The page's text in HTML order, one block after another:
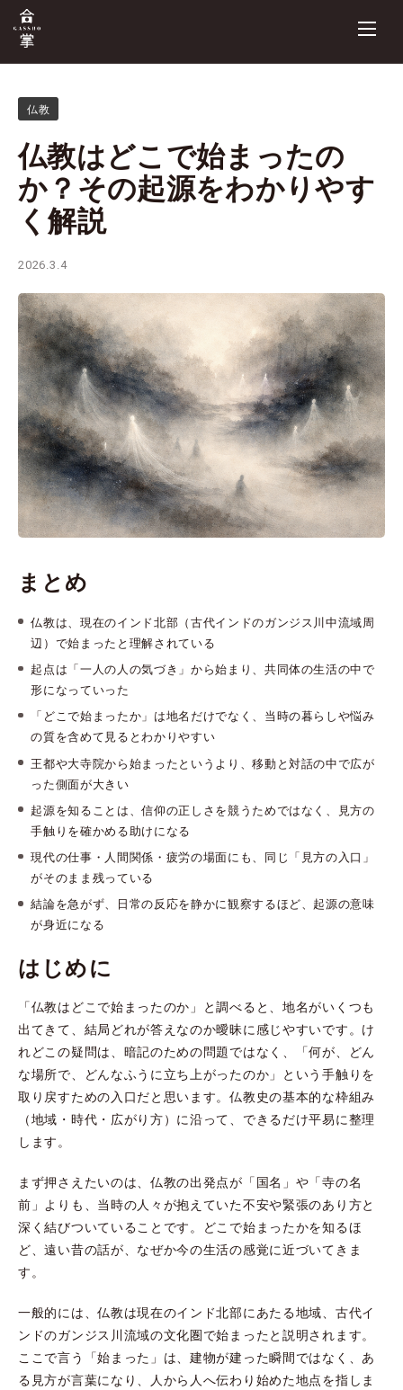
仏教
仏教はどこで始まったの
か？その起源をわかりやす
く解説
2026.3.4
まとめ
仏教は、現在のインド北部（古代インドのガンジス川中流域周
辺）で始まったと理解されている
起点は「一人の人の気づき」から始まり、共同体の生活の中で
形になっていった
「どこで始まったか」は地名だけでなく、当時の暮らしや悩み
の質を含めて見るとわかりやすい
王都や大寺院から始まったというより、移動と対話の中で広が
った側面が大きい
起源を知ることは、信仰の正しさを競うためではなく、見方の
手触りを確かめる助けになる
現代の仕事・人間関係・疲労の場面にも、同じ「見方の入口」
がそのまま残っている
結論を急がず、日常の反応を静かに観察するほど、起源の意味
が身近になる
はじめに
「仏教はどこで始まったのか」と調べると、地名がいくつも
出てきて、結局どれが答えなのか曖昧に感じやすいです。け
れどこの疑問は、暗記のための問題ではなく、「何が、どん
な場所で、どんなふうに立ち上がったのか」という手触りを
取り戻すための入口だと思います。仏教史の基本的な枠組み
（地域・時代・広がり方）に沿って、できるだけ平易に整理
します。
まず押さえたいのは、仏教の出発点が「国名」や「寺の名
前」よりも、当時の人々が抱えていた不安や緊張のあり方と
深く結びついていることです。どこで始まったかを知るほ
ど、遠い昔の話が、なぜか今の生活の感覚に近づいてきま
す。
一般的には、仏教は現在のインド北部にあたる地域、古代イ
ンドのガンジス川流域の文化圏で始まったと説明されます。
ここで言う「始まった」は、建物が建った瞬間ではなく、あ
る見方が言葉になり、人から人へ伝わり始めた地点を指しま